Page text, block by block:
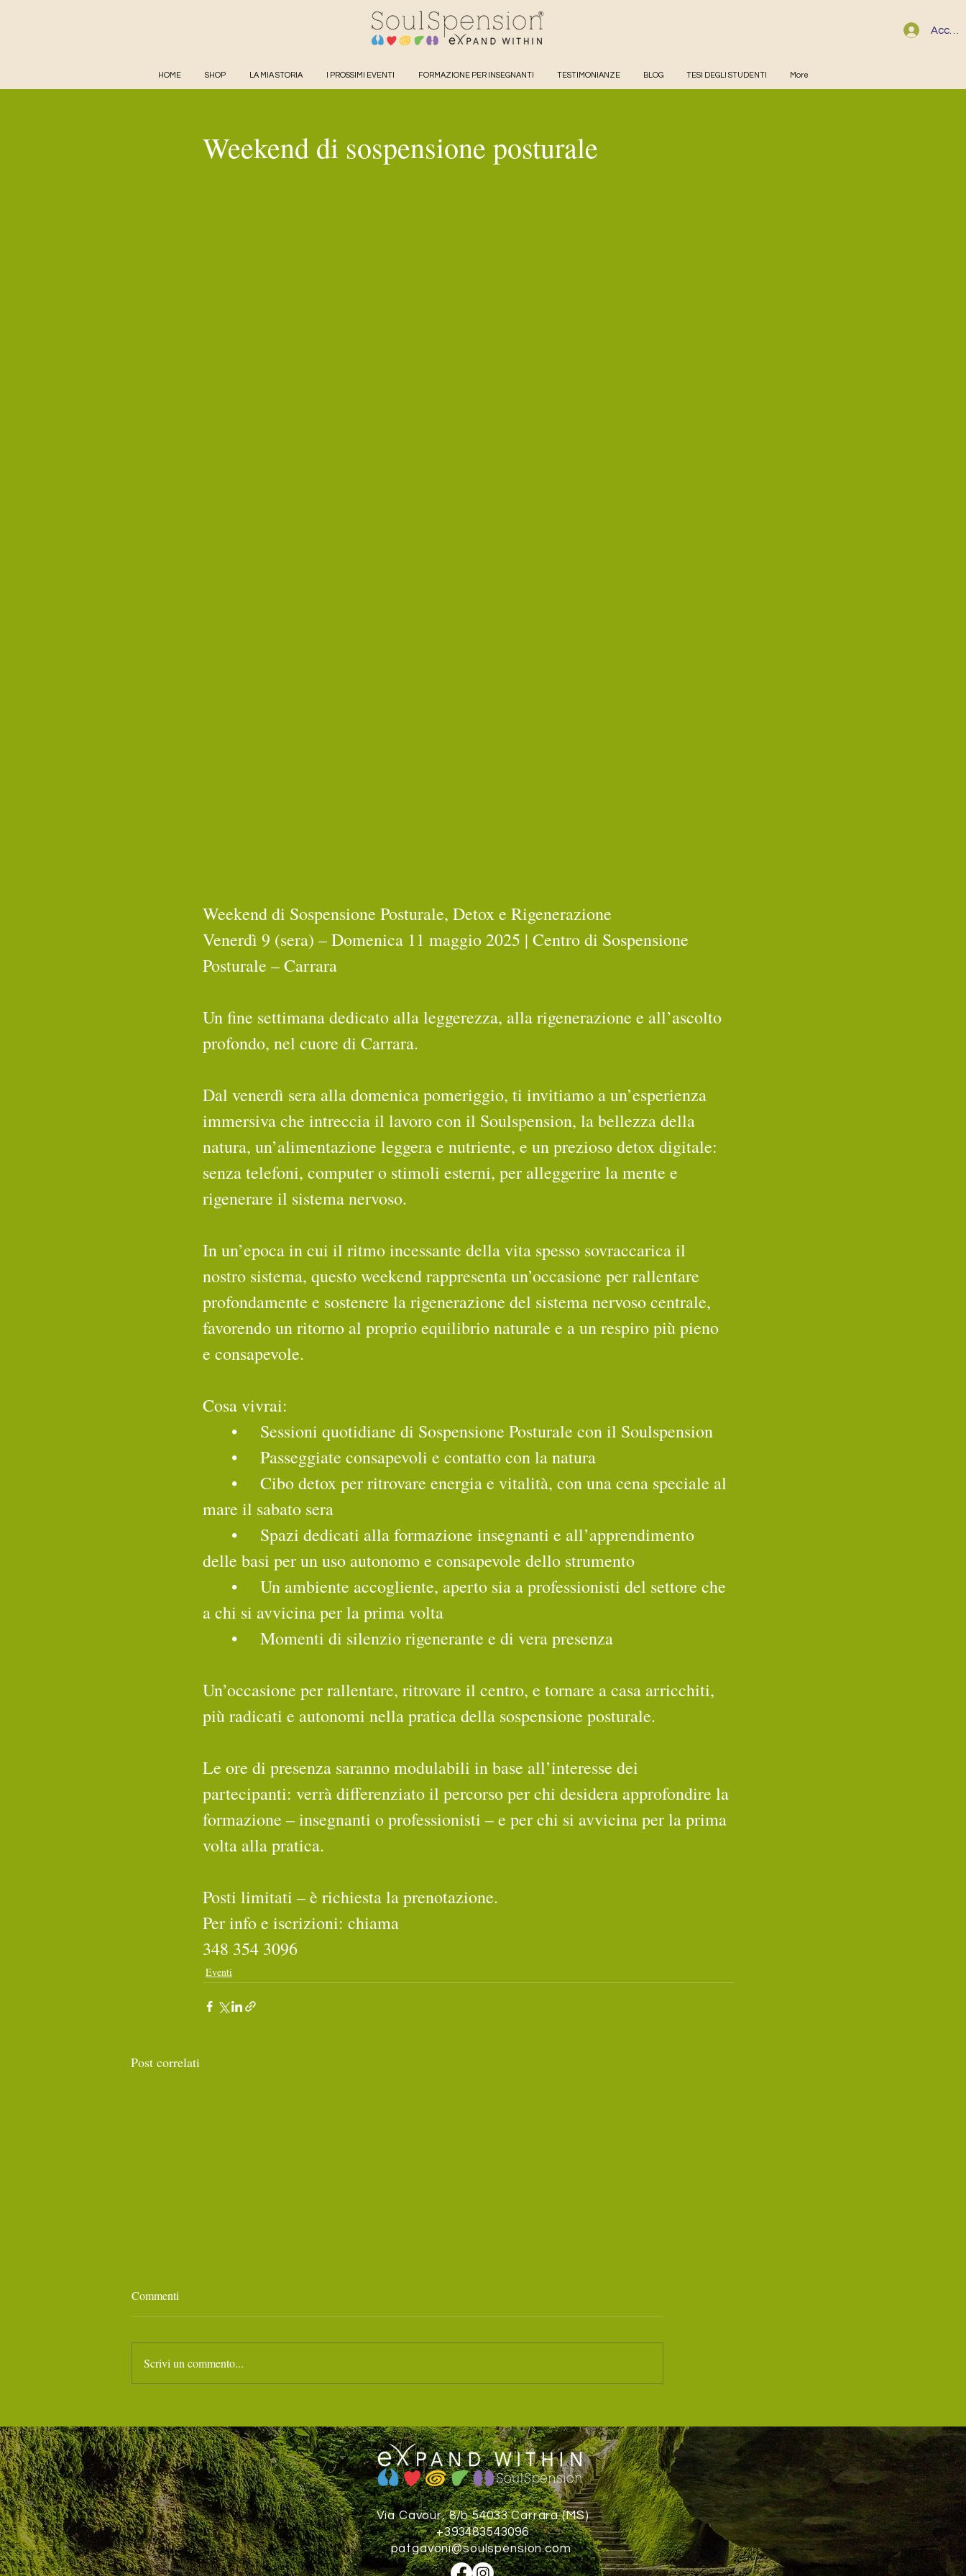
Accedi
HOME SHOP LA MIA STORIA I PROSSIMI EVENTI FORMAZIONE PER INSEGNANTI TESTIMONIANZE BLOG TESI DEGLI STUDENTI More
Weekend di sospensione posturale
Weekend di Sospensione Posturale, Detox e Rigenerazione
Venerdì 9 (sera) – Domenica 11 maggio 2025 | Centro di Sospensione
Posturale – Carrara
Un fine settimana dedicato alla leggerezza, alla rigenerazione e all’ascolto
profondo, nel cuore di Carrara.
Dal venerdì sera alla domenica pomeriggio, ti invitiamo a un’esperienza
immersiva che intreccia il lavoro con il Soulspension, la bellezza della
natura, un’alimentazione leggera e nutriente, e un prezioso detox digitale:
senza telefoni, computer o stimoli esterni, per alleggerire la mente e
rigenerare il sistema nervoso.
In un’epoca in cui il ritmo incessante della vita spesso sovraccarica il
nostro sistema, questo weekend rappresenta un’occasione per rallentare
profondamente e sostenere la rigenerazione del sistema nervoso centrale,
favorendo un ritorno al proprio equilibrio naturale e a un respiro più pieno
e consapevole.
Cosa vivrai:
	•	Sessioni quotidiane di Sospensione Posturale con il Soulspension
	•	Passeggiate consapevoli e contatto con la natura
mare il sabato sera
delle basi per un uso autonomo e consapevole dello strumento
a chi si avvicina per la prima volta
	•	Momenti di silenzio rigenerante e di vera presenza
Un’occasione per rallentare, ritrovare il centro, e tornare a casa arricchiti,
più radicati e autonomi nella pratica della sospensione posturale.
Le ore di presenza saranno modulabili in base all’interesse dei
partecipanti: verrà differenziato il percorso per chi desidera approfondire la
formazione – insegnanti o professionisti – e per chi si avvicina per la prima
volta alla pratica.
Posti limitati – è richiesta la prenotazione.
Per info e iscrizioni: chiama
348 354 3096
Eventi
Post correlati
– Agosto e Settembre… e oltre
🌟
carrara ‼️‼️Last minute
Soulspension®️
Commenti
Scrivi un commento...
Via Cavour, 8/b 54033 Carrara (MS)
+393483543096
patgavoni@soulspension.com